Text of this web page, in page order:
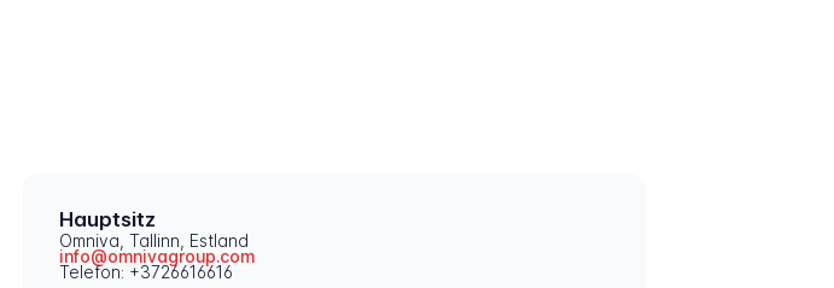
Hauptsitz
Omniva, Tallinn, Estland
info@omnivagroup.com
Telefon: +3726616616